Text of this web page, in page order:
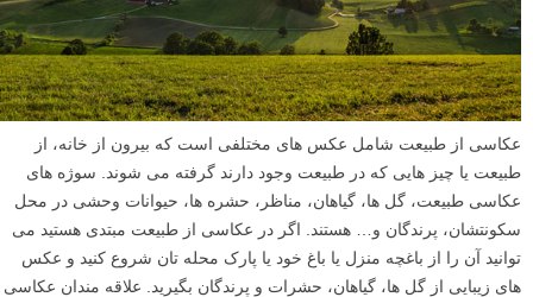
عکاسی از طبیعت شامل عکس های مختلفی است که بیرون از خانه، از
طبیعت یا چیز هایی که در طبیعت وجود دارند گرفته می شوند. سوژه های
عکاسی طبیعت، گل ها، گیاهان، مناظر، حشره ها، حیوانات وحشی در محل
سکونتشان، پرندگان و… هستند. اگر در عکاسی از طبیعت مبتدی هستید می
توانید آن را از باغچه منزل یا باغ خود یا پارک محله تان شروع کنید و عکس
های زیبایی از گل ها، گیاهان، حشرات و پرندگان بگیرید. علاقه مندان عکاسی